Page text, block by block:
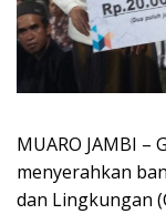
MUARO JAMBI –
menyerahkan
dan Lingkungan